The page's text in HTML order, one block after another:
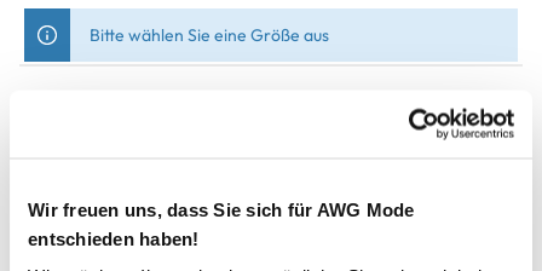
Wir freuen uns, dass Sie sich für AWG Mode
entschieden haben!
Bitte wählen Sie eine Größe aus
Nicht mehr für den Versand verfügbar
Schneller DHL Versand: in 1–3 Werktagen